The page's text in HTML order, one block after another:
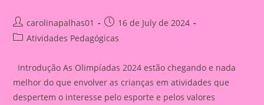
Post
author:
carolinapalhas01
Post
published:
16 de July de 2024
PostAtividades Pedagógicas
Introdução As Olimpíadas 2024 estão chegando e nada
melhor do que envolver as crianças em atividades que
despertem o interesse pelo esporte e pelos valores